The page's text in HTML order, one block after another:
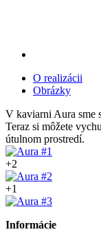
O realizácii
Obrázky
V kaviarni Aura sme
Teraz si môžete
útulnom prostredí.
+2
+1
Informácie